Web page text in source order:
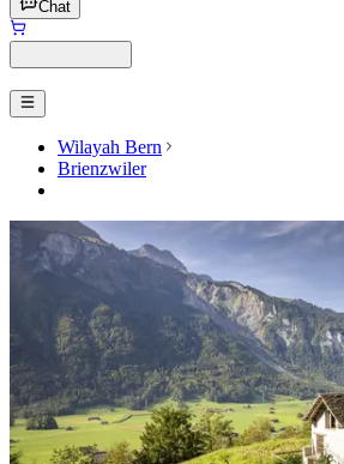
Chat
Wilayah Bern
Brienzwiler